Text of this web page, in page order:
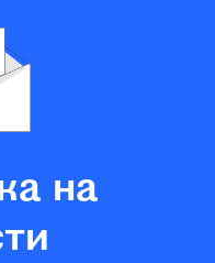
на